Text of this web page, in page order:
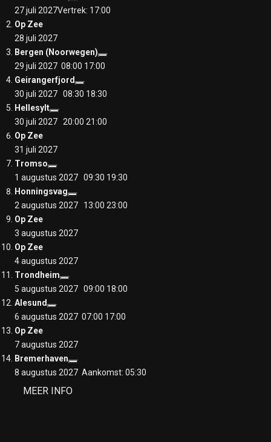
27 juli 2027Vertrek: 17:00
Op Zee
28 juli 2027
Bergen (Noorwegen)
29 juli 2027 08:00 17:00
Geirangerfjord
30 juli 2027 08:30 18:30
Hellesylt
30 juli 2027 20:00 21:00
Op Zee
31 juli 2027
Tromso
1 augustus 2027 09:30 19:30
Honningsvag
2 augustus 2027 13:00 23:00
Op Zee
3 augustus 2027
Op Zee
4 augustus 2027
Trondheim
5 augustus 2027 09:00 18:00
Alesund
6 augustus 2027 07:00 17:00
Op Zee
7 augustus 2027
Bremerhaven
8 augustus 2027 Aankomst: 05:30
MEER INFO